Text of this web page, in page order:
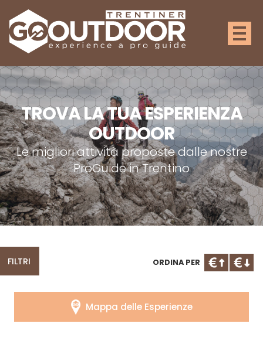
TROVA LA TUA ESPERIENZA
OUTDOOR
Le migliori attività proposte dalle nostre
ProGuide in Trentino
FILTRI ORDINA PER
Mappa delle Esperienze
MAPPA DELLE ESPERIENZE